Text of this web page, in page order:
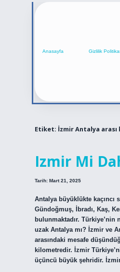
Anasayfa Gizlilik
Etiket: İzmir Antalya
Izmir Mi
Tarih: Mart 21, 2025
Antalya büyüklükte kaçıncı
Gündoğmuş, İbradı, Kaş,
bulunmaktadır.
uzak Antalya mı? İzmir ve
arasındaki mesafe
kilometredir. İzmir
üçüncü büyük şehridir.